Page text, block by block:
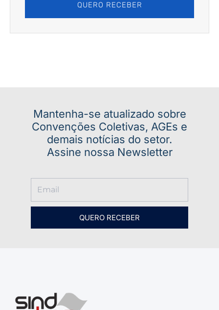
QUERO RECEBER
Mantenha-se atualizado sobre
Convenções Coletivas, AGEs e
demais notícias do setor.
Assine nossa Newsletter
QUERO RECEBER